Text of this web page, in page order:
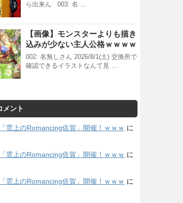
ら出来ん 003: 名 …
【画像】モンスターよりも描き
込みが少ない主人公格ｗｗｗｗ
002: 名無しさん 2026/8/1(土) 交換所で
確認できるイラストなんて見 …
メント
「雲上のRomancing佐賀」開催！ｗｗｗ に
「雲上のRomancing佐賀」開催！ｗｗｗ に
「雲上のRomancing佐賀」開催！ｗｗｗ に